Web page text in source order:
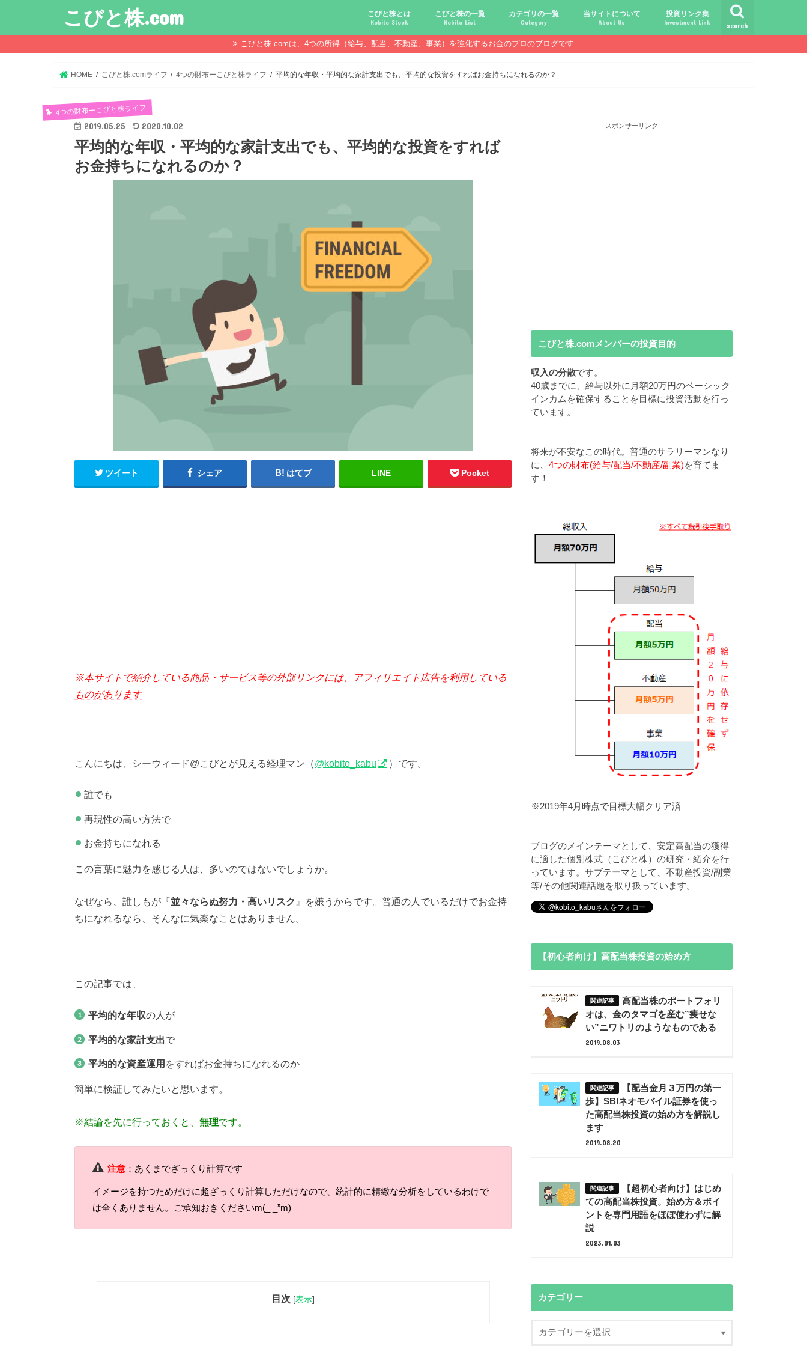
こびと株.com search
こびと株とは
Kobito Stock
こびと株投資を始める前に マジメなだけじゃ報われない時代？
配当金が守る、今-老後-子供達！
配当金があればこんなに遊べる！
債券・投信・中古１Rとの違い
口座開設！こびと探しの旅へ！
必ず知っておきたい専門用語集
こびと株の10条件
こびと株のメリット,デメリット
こびと株の投資10原則
こびと株投資のモデル紹介
こびと株の一覧
Kobito List
こびとNo.2169 CDS
こびとNo.4762 エックスネット
こびとNo.7751 キヤノン
こびとNo.7820 ニホンフラッシュ
こびとNo.7921 宝印刷
こびとNo.9986 蔵王産業
カテゴリの一覧
Category
こびと株.comライフ
給与ハック
副業ハック
配当金ハック
年金ハック
倹約ハック
当サイトについて
About Us
投資リンク集
Investment Link
こびと株.comは、4つの所得（給与、配当、不動産、事業）を強化するお金のプロのブログです
HOME こびと株.comライフ 4つの財布ーこびと株ライフ 平均的な年収・平均的な家計支出でも、平均的な投資をすればお金持ちになれるのか？
4つの財布ーこびと株ライフ
2019.05.25 2020.10.02
平均的な年収・平均的な家計支出でも、平均的な投資をすれば
お金持ちになれるのか？
ツイート シェア はてブ LINE Pocket
※本サイトで紹介している商品・サービス等の外部リンクには、アフィリエイト広告を利用している
ものがあります
こんにちは、シーウィード@こびとが見える経理マン（@kobito_kabu ）です。
誰でも
再現性の高い方法で
お金持ちになれる
この言葉に魅力を感じる人は、多いのではないでしょうか。
なぜなら、誰しもが『並々ならぬ努力・高いリスク 』を嫌うからです。普通の人でいるだけでお金持
ちになれるなら、そんなに気楽なことはありません。
この記事では、
平均的な年収の人が
平均的な家計支出で
平均的な資産運用 をすればお金持ちになれるのか
簡単に検証してみたいと思います。
※結論を先に行っておくと、 無理です。
注意：あくまでざっくり計算です
イメージを持つためだけに超ざっくり計算しただけなので、統計的に精緻な分析をしているわけで
は全くありません。ご承知おきくださいm(_ _”m)
目次 [表示]
スポンサーリンク
こびと株.comメンバーの投資目的
収入の分散です。
40歳までに、給与以外に月額20万円のベーシック
インカムを確保することを目標に投資活動を行っ
ています。
将来が不安なこの時代。普通のサラリーマンなり
に、 4つの財布(給与/配当/不動産/副業)を育てま
す！
※2019年4月時点で目標大幅クリア済
ブログのメインテーマとして、安定高配当の獲得
に適した個別株式（こびと株）の研究・紹介を行
っています。サブテーマとして、不動産投資/副業
等/その他関連話題を取り扱っています。
【初心者向け】高配当株投資の始め方
高配当株のポートフォリ
オは、金のタマゴを産む”痩せな
い”ニワトリのようなものである
2019.08.03
【配当金月３万円の第一
歩】SBIネオモバイル証券を使っ
た高配当株投資の始め方を解説し
ます
2019.08.20
【超初心者向け】はじめ
ての高配当株投資。始め方＆ポイ
ントを専門用語をほぼ使わずに解
説
2023.01.03
カテゴリー